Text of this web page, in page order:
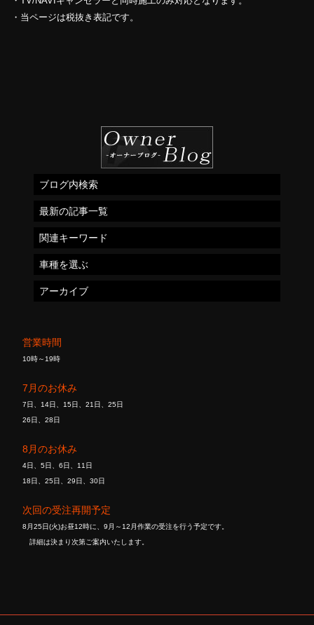
・当ページは税抜き表記です。
営業時間
10時～19時
7月のお休み
7日、14日、15日、21日、25日
26日、28日
8月のお休み
4日、5日、6日、11日
18日、25日、29日、30日
次回の受注再開予定
8月25日(火)お昼12時に、9月～12月作業の受注を行う予定です。
詳細は決まり次第ご案内いたします。
ブログ内検索
最新の記事一覧
関連キーワード
車種を選ぶ
アーカイブ